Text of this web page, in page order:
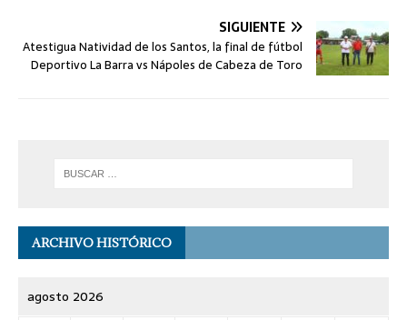
SIGUIENTE
Atestigua Natividad de los Santos, la final de fútbol
Deportivo La Barra vs Nápoles de Cabeza de Toro
ARCHIVO HISTÓRICO
agosto 2026